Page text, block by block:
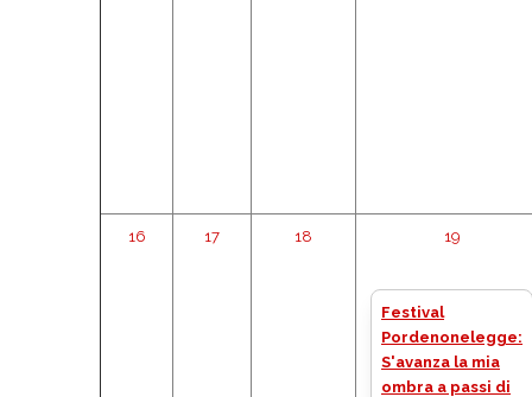
16 17 18 19
Festival
Pordenonelegge:
S'avanza la mia
ombra a passi di